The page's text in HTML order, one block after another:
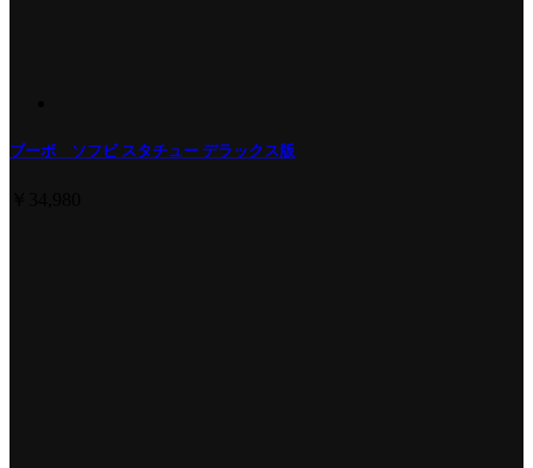
ブーボ ソフビ スタチュー デラックス版